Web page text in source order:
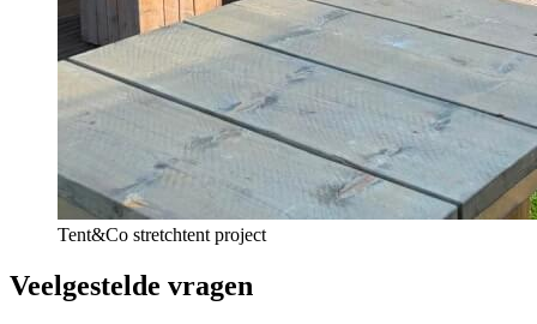
Tent&Co stretchtent project
Veelgestelde vragen